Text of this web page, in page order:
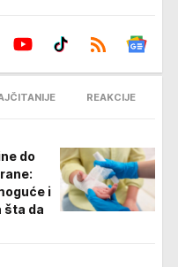
REAKCIJE
do
i
šta da